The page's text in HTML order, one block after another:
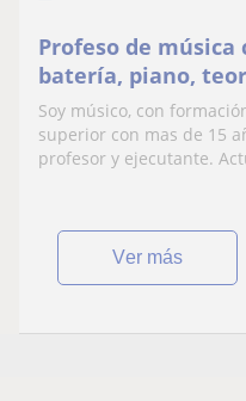
Profeso de música
batería, piano,
movimiento
Soy músico, con
superior con mas de 15
profesor y ejecutante.
ver más